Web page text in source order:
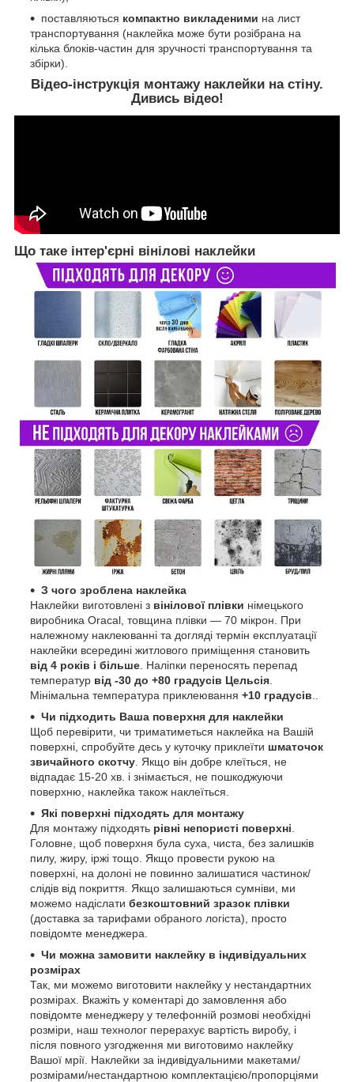
поставляються компактно викладеними на лист
транспортування (наклейка може бути розібрана на
кілька блоків-частин для зручності транспортування та
збірки).
Відео-інструкція монтажу наклейки на стіну.
Дивись відео!
Що таке інтер'єрні вінілові наклейки
З чого зроблена наклейка
Наклейки виготовлені з вінілової плівки німецького
виробника Oracal, товщина плівки — 70 мікрон. При
належному наклеюванні та догляді термін експлуатації
наклейки всередині житлового приміщення становить
від 4 років і більше . Наліпки переносять перепад
температур від -30 до +80 градусів Цельсія
Мінімальна температура приклеювання +10 градусів
Чи підходить Ваша поверхня для наклейки
Щоб перевірити, чи триматиметься наклейка на Вашій
поверхні, спробуйте десь у куточку приклеїти шматочок
звичайного скотчу . Якщо він добре клеїться, не
відпадає 15-20 хв. і знімається, не пошкоджуючи
поверхню, наклейка також наклеїться.
Які поверхні підходять для монтажу
Для монтажу підходять рівні непористі поверхні
Головне, щоб поверхня була суха, чиста, без залишків
пилу, жиру, іржі тощо. Якщо провести рукою на
поверхні, на долоні не повинно залишатися частинок/
слідів від покриття. Якщо залишаються сумніви, ми
можемо надіслати безкоштовний зразок плівки
(доставка за тарифами обраного логіста), просто
повідомте менеджера.
Чи можна замовити наклейку в індивідуальних
розмірах
Так, ми можемо виготовити наклейку у нестандартних
розмірах. Вкажіть у коментарі до замовлення або
повідомте менеджеру у телефонній розмові необхідні
розміри, наш технолог перерахує вартість виробу, і
після повного узгодження ми виготовимо наклейку
Вашої мрії. Наклейки за індивідуальними макетами/
розмірами/нестандартною комплектацією/пропорціями